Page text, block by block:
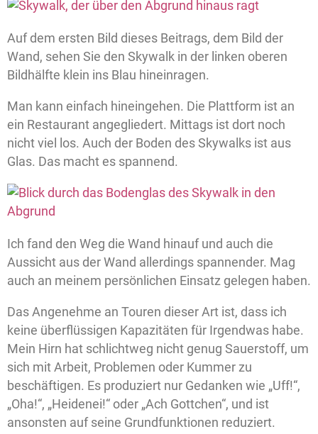
Auf dem ersten Bild dieses Beitrags, dem Bild der
Wand, sehen Sie den Skywalk in der linken oberen
Bildhälfte klein ins Blau hineinragen.
Man kann einfach hineingehen. Die Plattform ist an
ein Restaurant angegliedert. Mittags ist dort noch
nicht viel los. Auch der Boden des Skywalks ist aus
Glas. Das macht es spannend.
Ich fand den Weg die Wand hinauf und auch die
Aussicht aus der Wand allerdings spannender. Mag
auch an meinem persönlichen Einsatz gelegen haben.
Das Angenehme an Touren dieser Art ist, dass ich
keine überflüssigen Kapazitäten für Irgendwas habe.
Mein Hirn hat schlichtweg nicht genug Sauerstoff, um
sich mit Arbeit, Problemen oder Kummer zu
beschäftigen. Es produziert nur Gedanken wie „Uff!“,
„Oha!“, „Heidenei!“ oder „Ach Gottchen“, und ist
ansonsten auf seine Grundfunktionen reduziert.